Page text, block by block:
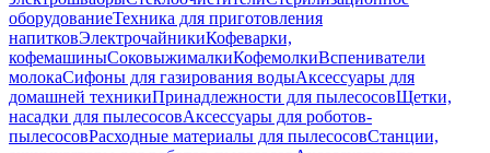
оборудованиеТехника для приготовления
напитковЭлектрочайникиКофеварки,
кофемашиныСоковыжималкиКофемолкиВспениватели
молокаСифоны для газирования водыАксессуары для
домашней техникиПринадлежности для пылесосовЩетки,
насадки для пылесосовАксессуары для роботов-
пылесосовРасходные материалы для пылесосовСтанции,